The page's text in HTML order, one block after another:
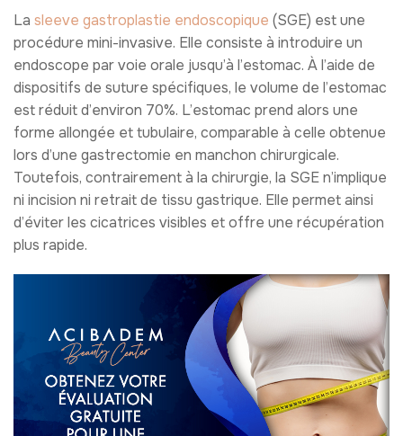
La sleeve gastroplastie endoscopique (SGE) est une
procédure mini-invasive. Elle consiste à introduire un
endoscope par voie orale jusqu’à l’estomac. À l’aide de
dispositifs de suture spécifiques, le volume de l’estomac
est réduit d’environ 70%. L’estomac prend alors une
forme allongée et tubulaire, comparable à celle obtenue
lors d’une gastrectomie en manchon chirurgicale.
Toutefois, contrairement à la chirurgie, la SGE n’implique
ni incision ni retrait de tissu gastrique. Elle permet ainsi
d’éviter les cicatrices visibles et offre une récupération
plus rapide.